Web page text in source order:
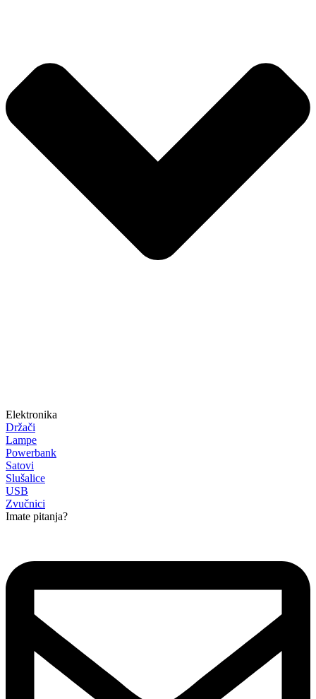
Elektronika
Držači
Lampe
Powerbank
Satovi
Slušalice
USB
Zvučnici
Imate pitanja?